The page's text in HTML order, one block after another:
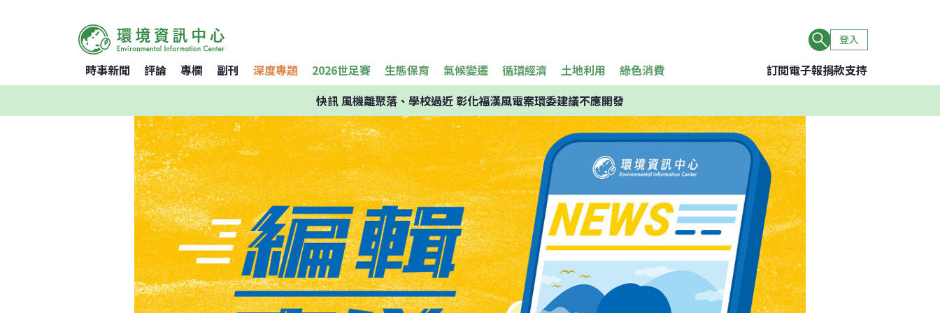
登入
時事新聞 評論 專欄 副刊 深度專題 2026世足賽 生態保育 氣候變遷 循環經濟 土地利用 綠色消費 訂閱電子報捐款支持
快訊風機離聚落、學校過近 彰化福漢風電案環委建議不應開發